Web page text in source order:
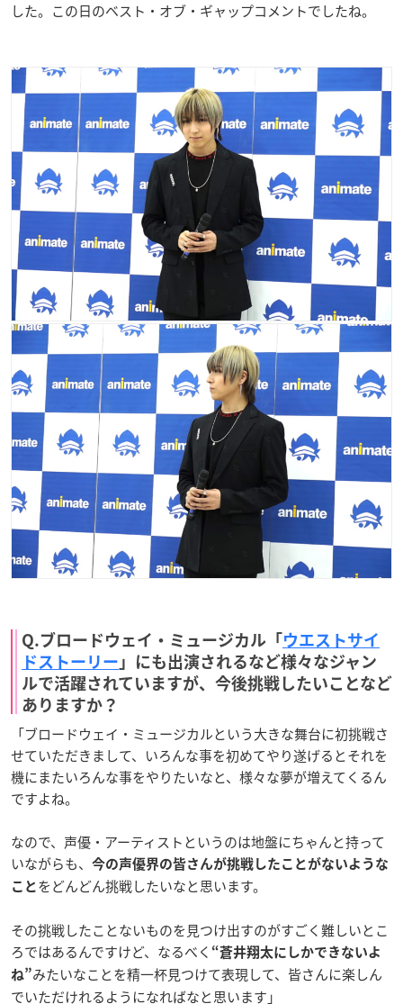
した。この日のベスト・オブ・ギャップコメントでしたね。
Q.ブロードウェイ・ミュージカル「 ウエストサイ
ドストーリー 」にも出演されるなど様々なジャン
ルで活躍されていますが、今後挑戦したいことなど
ありますか？
「ブロードウェイ・ミュージカルという大きな舞台に初挑戦さ
せていただきまして、いろんな事を初めてやり遂げるとそれを
機にまたいろんな事をやりたいなと、様々な夢が増えてくるん
ですよね。
なので、声優・アーティストというのは地盤にちゃんと持って
いながらも、
今の声優界の皆さんが挑戦したことがないような
こと をどんどん挑戦したいなと思います。
その挑戦したことないものを見つけ出すのがすごく難しいとこ
ろではあるんですけど、なるべく “蒼井翔太にしかできないよ
ね”みたいなことを精一杯見つけて表現して、皆さんに楽しん
でいただけれるようになればなと思います」